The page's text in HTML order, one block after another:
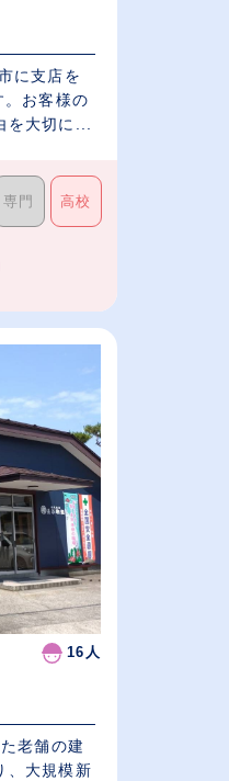
に支店を
お客様の
大切に...
専門 高校
16人
老舗の建
、大規模新